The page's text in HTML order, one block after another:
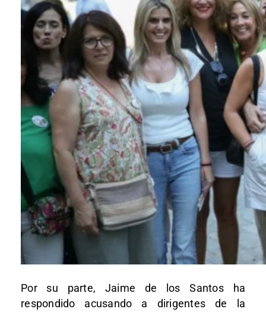
Por su parte, Jaime de los Santos ha
respondido acusando a dirigentes de la